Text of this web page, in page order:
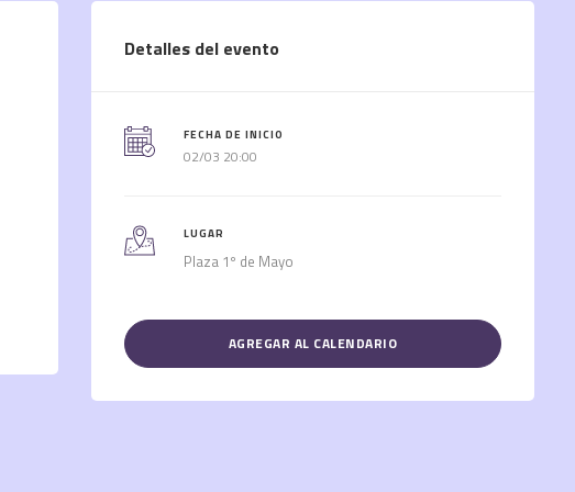
Detalles del evento
FECHA DE INICIO
02/03 20:00
LUGAR
Plaza 1º de Mayo
AGREGAR AL CALENDARIO